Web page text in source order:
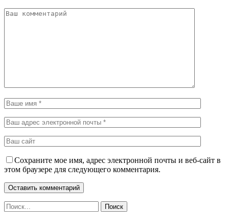
Сохраните мое имя, адрес электронной почты и веб-сайт в
этом браузере для следующего комментария.